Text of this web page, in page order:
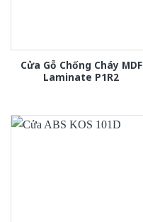
Cửa Gỗ Chống Cháy MDF
Laminate P1R2